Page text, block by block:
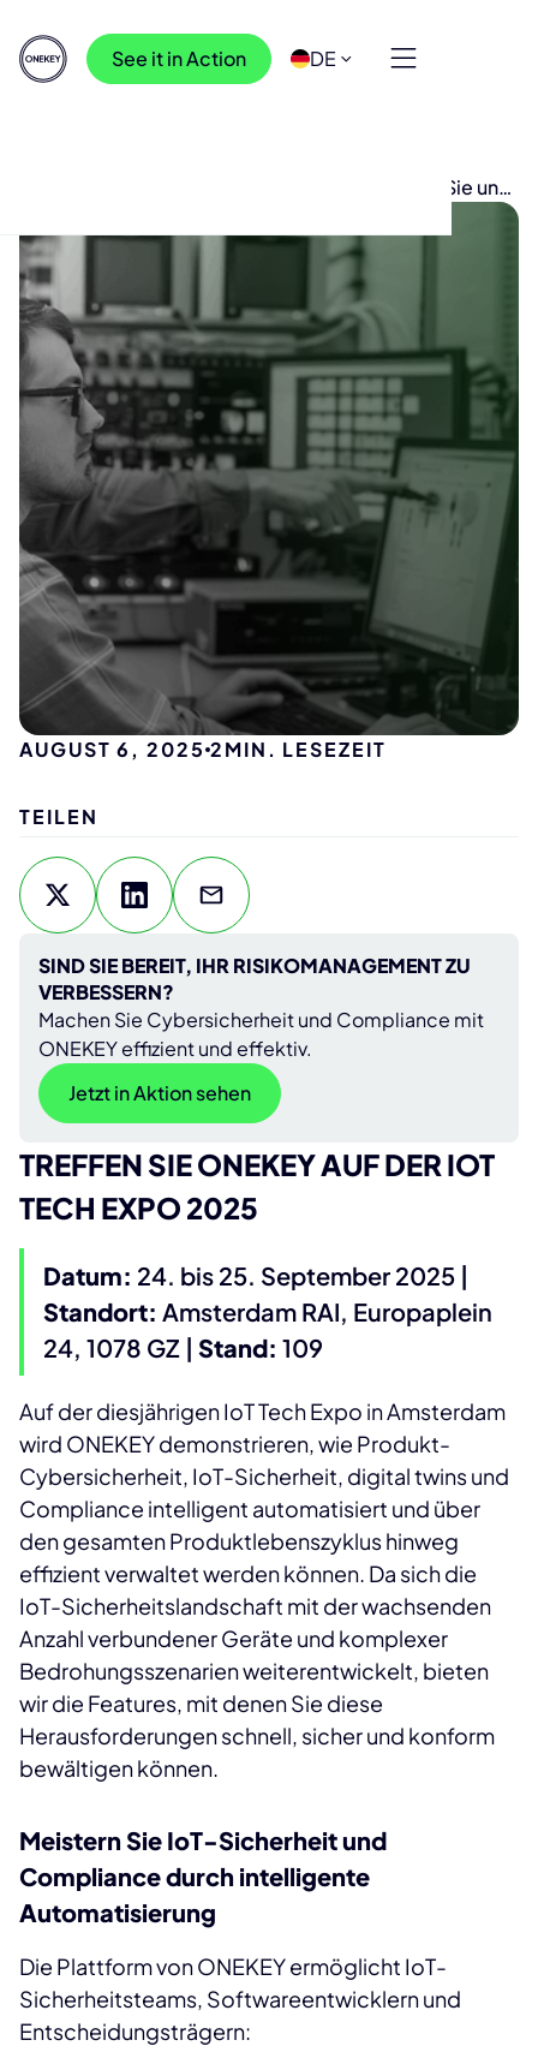
See it in Action DE
ONEKEY auf der IoT Tech Expo 2025 — Treffen Sie uns
AUGUST 6, 2025 2MIN. LESEZEIT
SIND SIE BEREIT, IHR RISIKOMANAGEMENT ZU
VERBESSERN?
Machen Sie Cybersicherheit und Compliance mit
ONEKEY effizient und effektiv.
Jetzt in Aktion sehen
TREFFEN SIE ONEKEY AUF DER IOT
TECH EXPO 2025
Datum: 24. bis 25. September 2025 |
Standort: Amsterdam RAI, Europaplein
24, 1078 GZ | Stand: 109
Auf der diesjährigen IoT Tech Expo in Amsterdam
wird ONEKEY demonstrieren, wie Produkt-
Cybersicherheit, IoT-Sicherheit, digital twins und
Compliance intelligent automatisiert und über
den gesamten Produktlebenszyklus hinweg
effizient verwaltet werden können. Da sich die
IoT-Sicherheitslandschaft mit der wachsenden
Anzahl verbundener Geräte und komplexer
Bedrohungsszenarien weiterentwickelt, bieten
wir die Features, mit denen Sie diese
Herausforderungen schnell, sicher und konform
bewältigen können.
Meistern Sie IoT-Sicherheit und
Compliance durch intelligente
Automatisierung
Die Plattform von ONEKEY ermöglicht IoT-
Sicherheitsteams, Softwareentwicklern und
Entscheidungsträgern:
TEILEN